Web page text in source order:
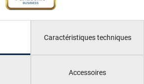
Caractéristiques techniques
Accessoires